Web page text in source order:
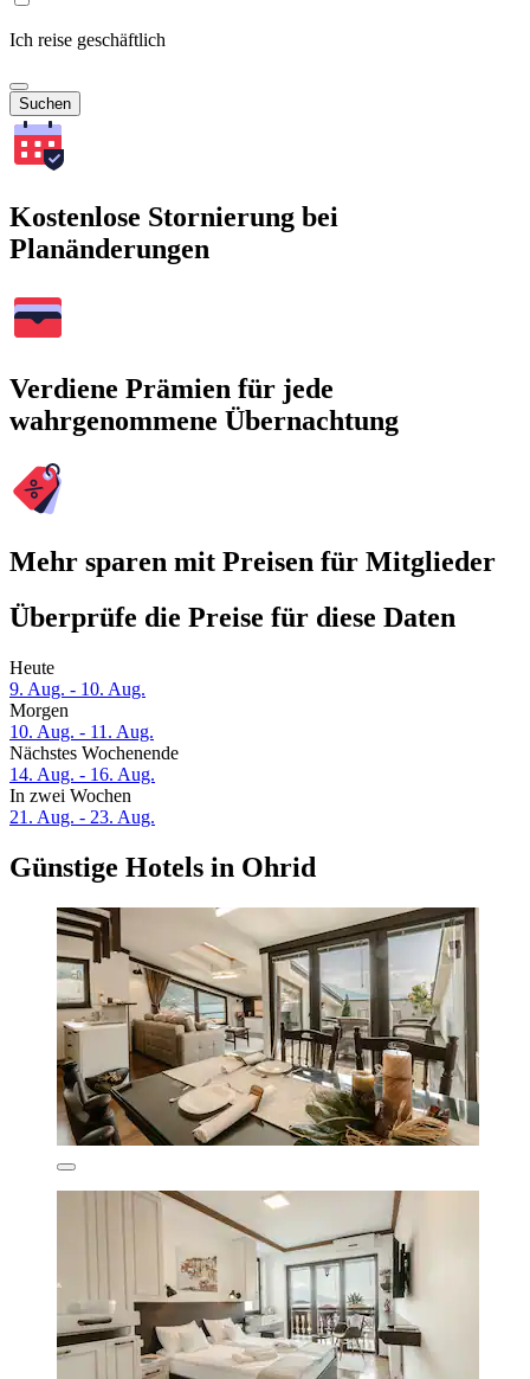
Ich reise geschäftlich
Suchen
Kostenlose Stornierung bei
Planänderungen
Verdiene Prämien für jede
wahrgenommene Übernachtung
Mehr sparen mit Preisen für Mitglieder
Überprüfe die Preise für diese Daten
Heute
9. Aug. - 10. Aug.
Morgen
10. Aug. - 11. Aug.
Nächstes Wochenende
14. Aug. - 16. Aug.
In zwei Wochen
21. Aug. - 23. Aug.
Günstige Hotels in Ohrid